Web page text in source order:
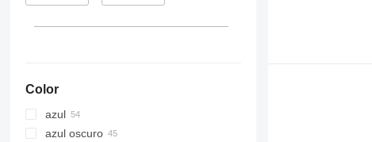
Color
azul
azul oscuro